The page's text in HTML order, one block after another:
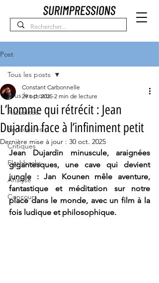
Post
Tous les posts
Actualités
Rencontres
Critiques
Flashbacks
Analyse
Concours
Tous les posts
L’homme qui rétrécit : Jean
Dujardin face à l’infiniment petit
Constant Carbonnelle
29 oct. 2025 2 min de lecture
Dernière mise à jour : 30 oct. 2025
Jean Dujardin minuscule, araignées
gigantesques, une cave qui devient
jungle : Jan Kounen mêle aventure,
fantastique et méditation sur notre
place dans le monde, avec un film à la
fois ludique et philosophique.